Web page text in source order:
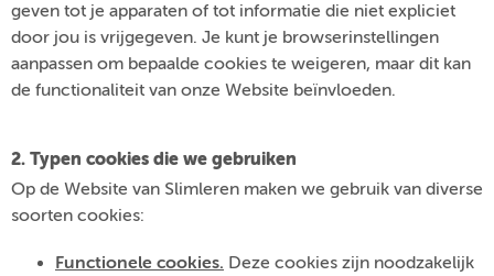
geven tot je apparaten of tot informatie die niet expliciet
door jou is vrijgegeven. Je kunt je browserinstellingen
aanpassen om bepaalde cookies te weigeren, maar dit kan
de functionaliteit van onze Website beïnvloeden.
2. Typen cookies die we gebruiken
Op de Website van Slimleren maken we gebruik van diverse
soorten cookies:
Functionele cookies. Deze cookies zijn noodzakelijk